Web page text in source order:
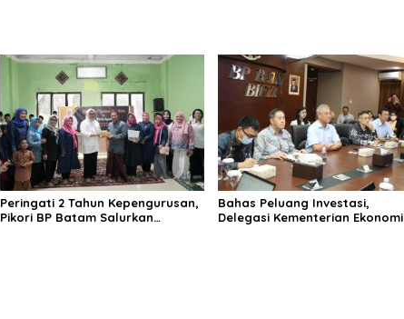
Peringati 2 Tahun Kepengurusan,
Pikori BP Batam Salurkan
Bahas Peluang Investasi,
Delegasi Kementerian Ekonomi